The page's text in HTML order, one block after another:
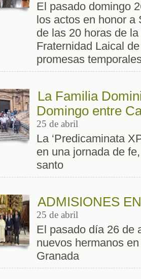
El pasado domingo
los actos en honor a
de las 20 horas de
Fraternidad Laical
promesas
La Familia
Domingo entre
25 de abril
La ‘Predicaminata
en una jornada de
santo
ADMISIONES
25 de abril
El pasado día 26 de
nuevos hermanos
Granada